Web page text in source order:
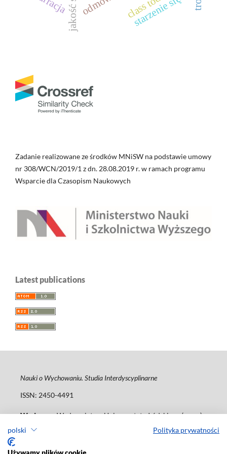
polski Polityka prywatności
Używamy plików cookie
starzenie się
Zadanie realizowane ze środków MNiSW na podstawie umowy
nr 308/WCN/2019/1 z dn. 28.08.2019 r. w ramach programu
Wsparcie dla Czasopism Naukowych
Latest publications
Nauki o Wychowaniu. Studia Interdyscyplinarne
ISSN: 2450-4491
Wydawca: Wydawnictwo Uniwersytetu Łódzkiego (www)
Tel.: 42 235 01 65, fax: 42 66 55 86